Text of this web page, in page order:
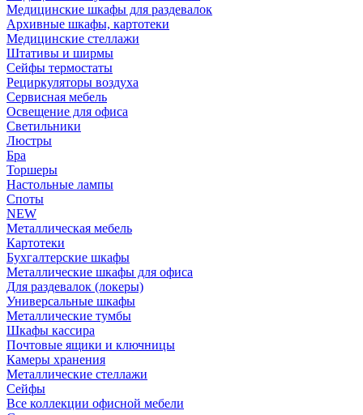
Медицинские шкафы для раздевалок
Архивные шкафы, картотеки
Медицинские стеллажи
Штативы и ширмы
Сейфы термостаты
Рециркуляторы воздуха
Сервисная мебель
Освещение для офиса
Светильники
Люстры
Бра
Торшеры
Настольные лампы
Споты
NEW
Металлическая мебель
Картотеки
Бухгалтерские шкафы
Металлические шкафы для офиса
Для раздевалок (локеры)
Универсальные шкафы
Металлические тумбы
Шкафы кассира
Почтовые ящики и ключницы
Камеры хранения
Металлические стеллажи
Сейфы
Все коллекции офисной мебели